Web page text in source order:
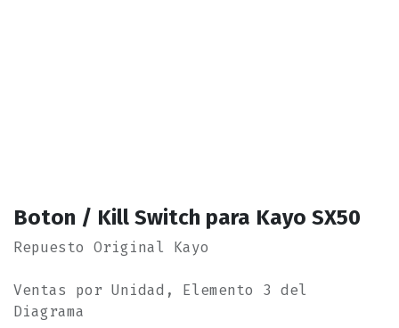
Boton / Kill Switch para Kayo SX50
Repuesto Original Kayo
Ventas por Unidad, Elemento 3 del
Diagrama